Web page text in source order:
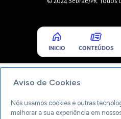
INICIO CONTEÚDOS
Aviso de Cookies
Nós usamos cookies e outras
melhorar a sua experiência em